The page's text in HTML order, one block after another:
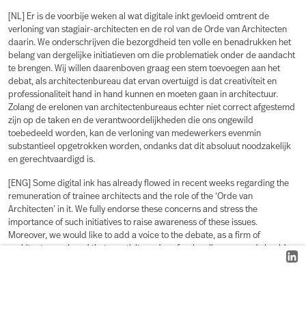
[NL] Er is de voorbije weken al wat digitale inkt gevloeid omtrent de
verloning van stagiair-architecten en de rol van de Orde van Architecten
daarin. We onderschrijven die bezorgdheid ten volle en benadrukken het
belang van dergelijke initiatieven om die problematiek onder de aandacht
te brengen. Wij willen daarenboven graag een stem toevoegen aan het
debat, als architectenbureau dat ervan overtuigd is dat creativiteit en
professionaliteit hand in hand kunnen en moeten gaan in architectuur.
Zolang de erelonen van architectenbureaus echter niet correct afgestemd
zijn op de taken en de verantwoordelijkheden die ons ongewild
toebedeeld worden, kan de verloning van medewerkers evenmin
substantieel opgetrokken worden, ondanks dat dit absoluut noodzakelijk
en gerechtvaardigd is.
[ENG] Some digital ink has already flowed in recent weeks regarding the
remuneration of trainee architects and the role of the ‘Orde van
Architecten’ in it. We fully endorse these concerns and stress the
importance of such initiatives to raise awareness of these issues.
Moreover, we would like to add a voice to the debate, as a firm of
architects convinced that creativity and professionalism can and should go
hand in hand in architecture. However, as long as the fees of architectural